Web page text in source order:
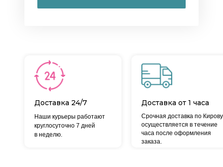
Доставка 24/7
Срочная доставка по Кирову
осуществляется в течение
часа после оформления
заказа.
Наши курьеры работают
круглосуточно 7 дней
в неделю.
Доставка от 1 часа